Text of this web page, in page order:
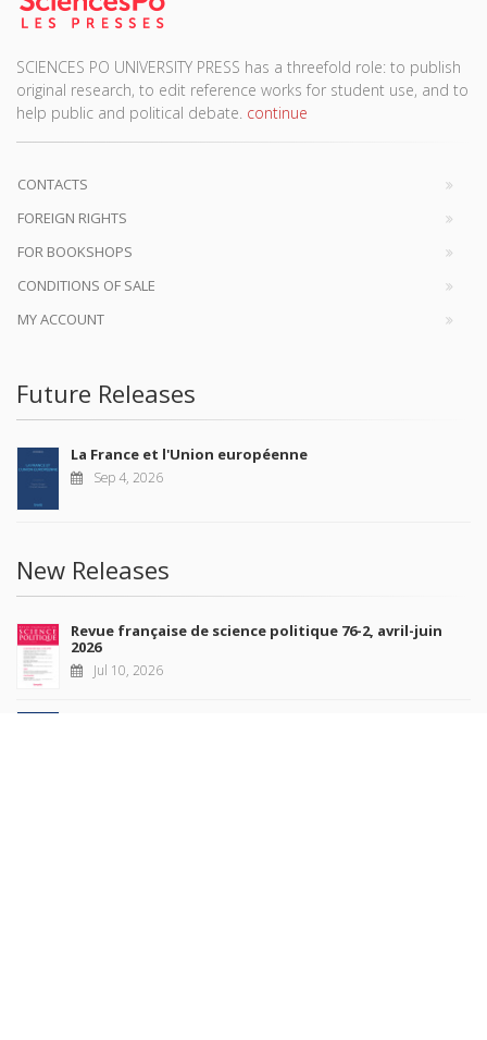
SCIENCES PO UNIVERSITY PRESS has a threefold role: to publish
original research, to edit reference works for student use, and to
help public and political debate. continue
CONTACTS
FOREIGN RIGHTS
FOR BOOKSHOPS
CONDITIONS OF SALE
MY ACCOUNT
Future Releases
La France et l'Union européenne
Sep 4, 2026
New Releases
Revue française de science politique 76-2, avril-juin
2026
Jul 10, 2026